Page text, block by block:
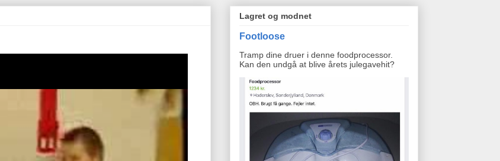
Lagret og modnet
Footloose
Tramp dine druer i denne foodprocessor.
Kan den undgå at blive årets julegavehit?